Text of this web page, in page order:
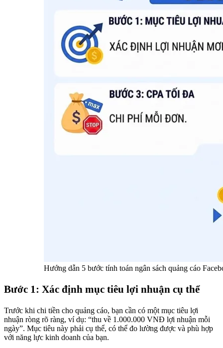
Hướng dẫn 5 bước tính toán ngân sách quảng cáo
Bước 1: Xác định mục tiêu lợi nhuận cụ thể
Trước khi chi tiền cho quảng cáo, bạn cần có một mục tiêu lợi
nhuận ròng rõ ràng, ví dụ: “thu về 1.000.000 VNĐ lợi nhuận mỗi
ngày”. Mục tiêu này phải cụ thể, có thể đo lường được và phù hợp
với năng lực kinh doanh của bạn.